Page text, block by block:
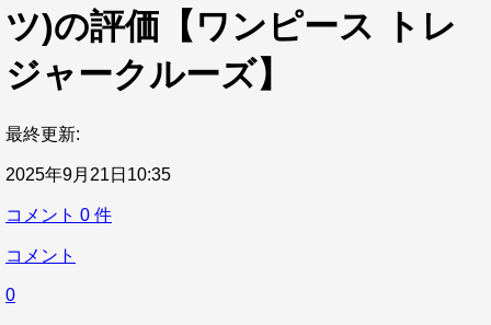
ツ)の評価【ワンピース トレ
ジャークルーズ】
最終更新:
2025年9月21日10:35
コメント 0 件
コメント
0